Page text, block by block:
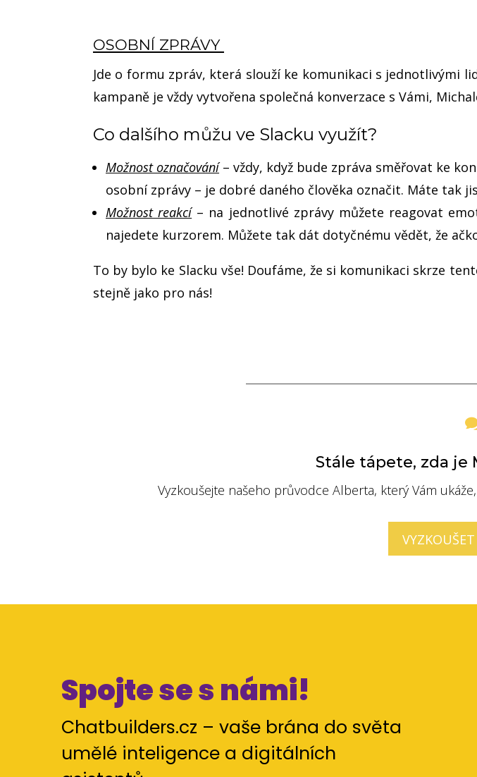
OSOBNÍ ZPRÁVY
Jde o formu zpráv, která slouží ke komunikaci s jednotlivými
kampaně je vždy vytvořena společná konverzace s Vámi,
Co dalšího můžu ve Slacku využít?
Možnost označování– vždy, když bude zpráva směřovat ke
osobní zprávy – je dobré daného člověka označit. Máte tak
Možnost reakcí– na jednotlivé zprávy můžete reagovat
najedete kurzorem. Můžete tak dát dotyčnému vědět, že
To by bylo ke Slacku vše! Doufáme, že si komunikaci skrze
stejně jako pro nás!
Stále tápete, zda je
Vyzkoušejte našeho průvodce Alberta, který Vám
Spojte se s námi!
Chatbuilders.cz – vaše brána do světa
umělé inteligence a digitálních